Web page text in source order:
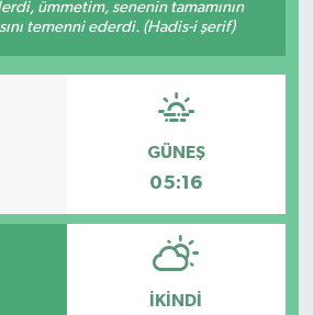
ümmetim, senenin tamamının
temenni ederdi. (Hadis-i şerif)
GÜNEŞ
05:16
İKINDI
Kurulu